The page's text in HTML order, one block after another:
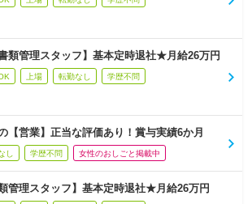
類管理スタッフ】基本定時退社★月給26万円
上場 転勤なし 学歴不問
【営業】正当な評価あり！賞与実績6か月
し 学歴不問 女性のおしごと掲載中
管理スタッフ】基本定時退社★月給26万円